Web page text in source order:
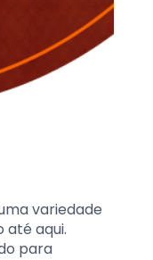
variedade
até aqui.
para